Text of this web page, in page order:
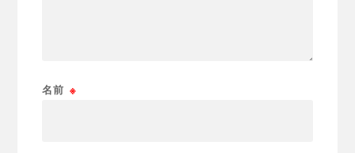
名前 ※